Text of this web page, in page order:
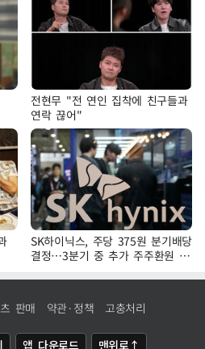
전현무 "전 연인 집착에 친구들과
연락 끊어"
SK하이닉스, 주당 375원 분기배당
결정…3분기 중 추가 주주환원 발
표
판매 약관·정책 고충처리
앱 다운로드 맨위로↑